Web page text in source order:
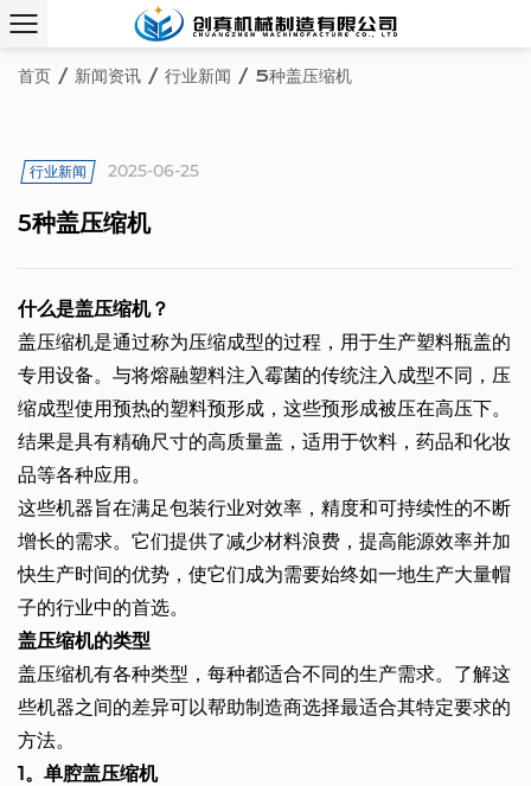
首页 / 新闻资讯 / 行业新闻 / 5种盖压缩机
行业新闻 2025-06-25
5种盖压缩机
什么是盖压缩机？
盖压缩机是通过称为压缩成型的过程，用于生产塑料瓶盖的
专用设备。与将熔融塑料注入霉菌的传统注入成型不同，压
缩成型使用预热的塑料预形成，这些预形成被压在高压下。
结果是具有精确尺寸的高质量盖，适用于饮料，药品和化妆
品等各种应用。
这些机器旨在满足包装行业对效率，精度和可持续性的不断
增长的需求。它们提供了减少材料浪费，提高能源效率并加
快生产时间的优势，使它们成为需要始终如一地生产大量帽
子的行业中的首选。
盖压缩机的类型
盖压缩机有各种类型，每种都适合不同的生产需求。了解这
些机器之间的差异可以帮助制造商选择最适合其特定要求的
方法。
1。单腔盖压缩机